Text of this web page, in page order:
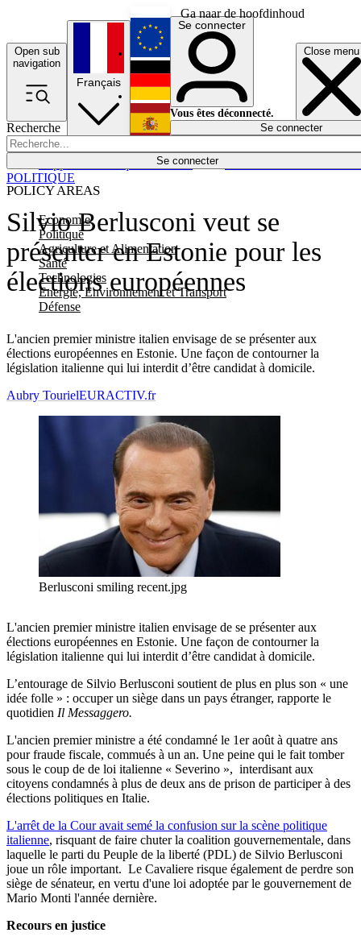
Ga naar de hoofdinhoud
Open sub
navigation
Close menu
Recherche
Se connecter
POLICY AREAS
Economie
Politique
Agriculture et Alimentation
Santé
Technologies
Energie, Environnement et Transport
Défense
Économie
Français
English
Deutsch
Español
Se connecter
Vous êtes déconnecté.
Se connecter
Silvio Berlusconi veut se
présenter en Estonie pour les
élections européennes
L'ancien premier ministre italien envisage de se présenter aux
élections européennes en Estonie. Une façon de contourner la
législation italienne qui lui interdit d’être candidat à domicile.
POLITIQUE
Aubry TourielEURACTIV.fr
Berlusconi smiling recent.jpg
L'ancien premier ministre italien envisage de se présenter aux
élections européennes en Estonie. Une façon de contourner la
législation italienne qui lui interdit d’être candidat à domicile.
L’entourage de Silvio Berlusconi soutient de plus en plus son « une
idée folle » : occuper un siège dans un pays étranger, rapporte le
quotidien Il Messaggero.
L'ancien premier ministre a été condamné le 1er août à quatre ans
pour fraude fiscale, commués à un an. Une peine qui le fait tomber
sous le coup de de loi italienne « Severino », interdisant aux
citoyens condamnés à plus de deux ans de prison de participer à des
élections politiques en Italie.
L'arrêt de la Cour avait semé la confusion sur la scène politique
italienne, risquant de faire chuter la coalition gouvernementale, dans
laquelle le parti du Peuple de la liberté (PDL) de Silvio Berlusconi
joue un rôle important. Le Cavaliere risque également de perdre son
siège de sénateur, en vertu d'une loi adoptée par le gouvernement de
Mario Monti l'année dernière.
Recours en justice